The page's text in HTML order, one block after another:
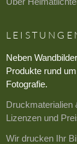
Neben
Produkte rund
Fotografie.
Druckmaterialien
Lizenzen und
Wir drucken Ihr